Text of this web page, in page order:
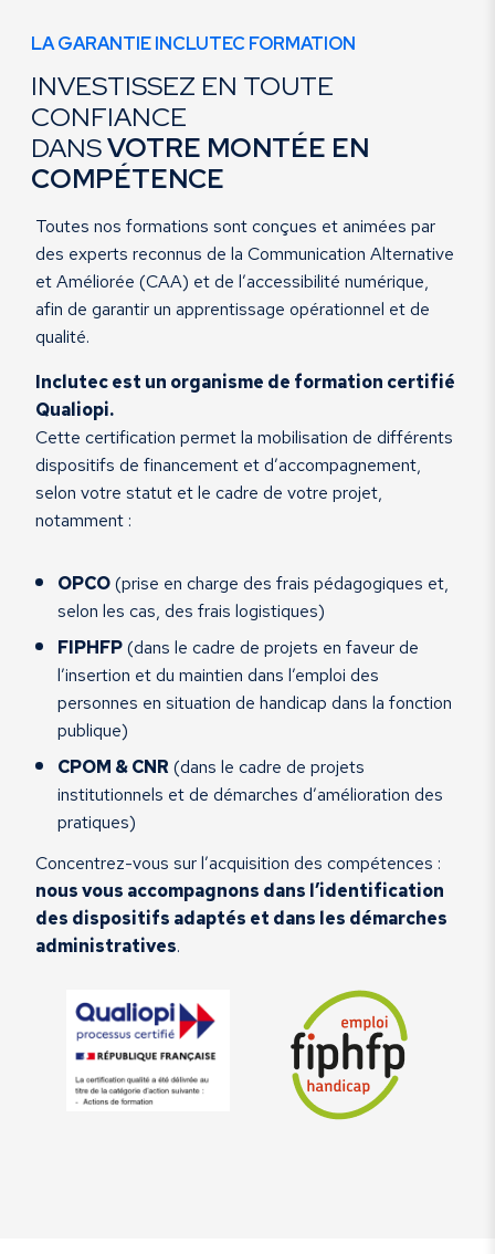
LA GARANTIE INCLUTEC FORMATION
INVESTISSEZ EN TOUTE
CONFIANCE
DANSVOTRE MONTÉE EN
COMPÉTENCE
Toutes nos formations sont conçues et animées par
des experts reconnus de la Communication Alternative
et Améliorée (CAA) et de l’accessibilité numérique,
afin de garantir un apprentissage opérationnel et de
qualité.
Inclutec est un organisme de formation certifié
Qualiopi.
Cette certification permet la mobilisation de différents
dispositifs de financement et d’accompagnement,
selon votre statut et le cadre de votre projet,
notamment :
OPCO(prise en charge des frais pédagogiques et,
selon les cas, des frais logistiques)
FIPHFP(dans le cadre de projets en faveur de
l’insertion et du maintien dans l’emploi des
personnes en situation de handicap dans la fonction
publique)
CPOM & CNR (dans le cadre de projets
institutionnels et de démarches d’amélioration des
pratiques)
Concentrez-vous sur l’acquisition des compétences :
nous vous accompagnons dans l’identification
des dispositifs adaptés et dans les démarches
administratives.